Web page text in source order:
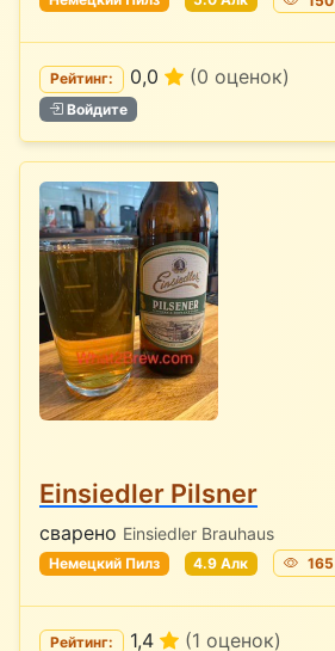
Рейтинг: 0,0 (0 оценок)
Войдите
Einsiedler Pilsner
сварено Einsiedler Brauhaus
Немецкий Пилз 4.9 Алк 165
Рейтинг: 1,4 (1 оценок)